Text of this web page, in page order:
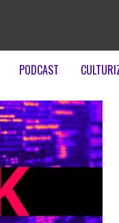
PODCAST